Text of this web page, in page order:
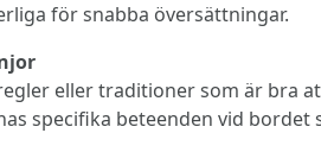
för snabba översättningar.
eller traditioner som är bra
specifika beteenden vid bordet